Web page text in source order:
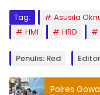
Tag: Asusila
HMI
HRD
Penulis: Red
Polres